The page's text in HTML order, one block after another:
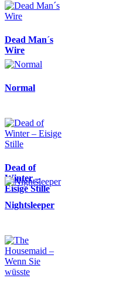
Dead Man´s
Wire
Normal
Dead of
Winter –
Eisige Stille
Nightsleeper